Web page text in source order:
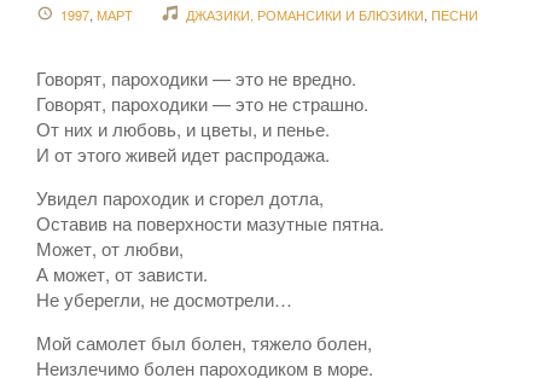
1997 МАРТ ДЖАЗИКИ, РОМАНСИКИ И БЛЮЗИКИ ПЕСНИ
Говорят, пароходики — это не вредно.
Говорят, пароходики — это не страшно.
От них и любовь, и цветы, и пенье.
И от этого живей идет распродажа.
Увидел пароходик и сгорел дотла,
Оставив на поверхности мазутные пятна.
Может, от любви,
А может, от зависти.
Не уберегли, не досмотрели…
Мой самолет был болен, тяжело болен,
Неизлечимо болен пароходиком в море.